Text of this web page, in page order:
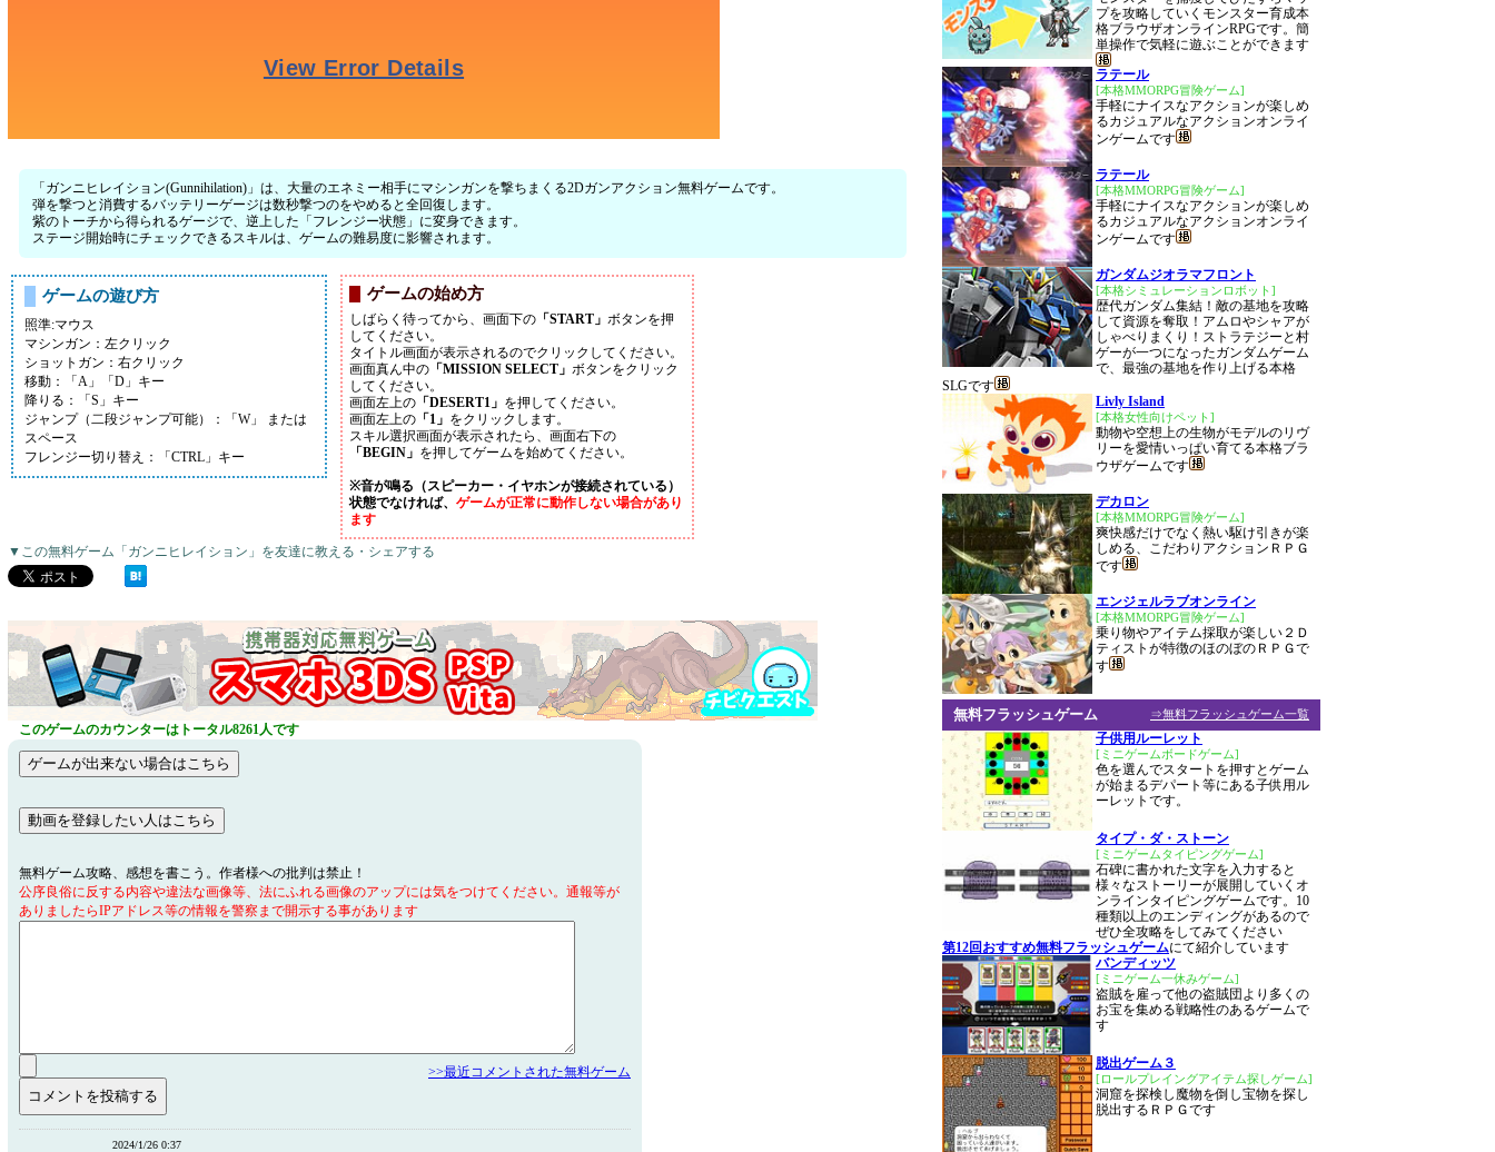
「ガンニヒレイション(Gunnihilation)」は、大量のエネミー相手にマシンガンを撃ちまくる2Dガンアクション無料ゲームです。
弾を撃つと消費するバッテリーゲージは数秒撃つのをやめると全回復します。
紫のトーチから得られるゲージで、逆上した「フレンジー状態」に変身できます。
ステージ開始時にチェックできるスキルは、ゲームの難易度に影響されます。
ゲームの遊び方
照準:マウス
マシンガン：左クリック
ショットガン：右クリック
移動：「A」「D」キー
降りる：「S」キー
ジャンプ（二段ジャンプ可能）：「W」 または
スペース
フレンジー切り替え：「CTRL」キー
ゲームの始め方
しばらく待ってから、画面下の 「START」 ボタンを押
してください。
タイトル画面が表示されるのでクリックしてください。
画面真ん中の 「MISSION SELECT」 ボタンをクリック
してください。
画面左上の 「DESERT1」 を押してください。
画面左上の 「1」 をクリックします。
スキル選択画面が表示されたら、画面右下の
「BEGIN」 を押してゲームを始めてください。
※音が鳴る（スピーカー・イヤホンが接続されている）
状態でなければ、 ゲームが正常に動作しない場合があり
ます
▼この無料ゲーム「ガンニヒレイション」を友達に教える・シェアする
このゲームのカウンターはトータル8261人です
無料ゲーム攻略、感想を書こう。作者様への批判は禁止！
公序良俗に反する内容や違法な画像等、法にふれる画像のアップには気をつけてください。通報等が
ありましたらIPアドレス等の情報を警察まで開示する事があります
>>最近コメントされた無料ゲーム
2024/1/26 0:37
プを攻略していくモンスター育成本
格ブラウザオンラインRPGです。簡
単操作で気軽に遊ぶことができます
ラテール
[本格MMORPG冒険ゲーム]
手軽にナイスなアクションが楽しめ
るカジュアルなアクションオンライ
ンゲームです
ラテール
[本格MMORPG冒険ゲーム]
手軽にナイスなアクションが楽しめ
るカジュアルなアクションオンライ
ンゲームです
ガンダムジオラマフロント
[本格シミュレーションロボット]
歴代ガンダム集結！敵の基地を攻略
して資源を奪取！アムロやシャアが
しゃべりまくり！ストラテジーと村
ゲーが一つになったガンダムゲーム
で、最強の基地を作り上げる本格
SLGです
Livly Island
[本格女性向けペット]
動物や空想上の生物がモデルのリヴ
リーを愛情いっぱい育てる本格ブラ
ウザゲームです
デカロン
[本格MMORPG冒険ゲーム]
爽快感だけでなく熱い駆け引きが楽
しめる、こだわりアクションＲＰＧ
です
エンジェルラブオンライン
[本格MMORPG冒険ゲーム]
乗り物やアイテム採取が楽しい２Ｄ
ティストが特徴のほのぼのＲＰＧで
す
⇒無料フラッシュゲーム一覧
無料フラッシュゲーム
子供用ルーレット
[ミニゲームボードゲーム]
色を選んでスタートを押すとゲーム
が始まるデパート等にある子供用ル
ーレットです。
タイプ・ダ・ストーン
[ミニゲームタイピングゲーム]
石碑に書かれた文字を入力すると
様々なストーリーが展開していくオ
ンラインタイピングゲームです。10
種類以上のエンディングがあるので
ぜひ全攻略をしてみてください
第12回おすすめ無料フラッシュゲームにて紹介しています
バンディッツ
[ミニゲーム一休みゲーム]
盗賊を雇って他の盗賊団より多くの
お宝を集める戦略性のあるゲームで
す
脱出ゲーム３
[ロールプレイングアイテム探しゲーム]
洞窟を探検し魔物を倒し宝物を探し
脱出するＲＰＧです